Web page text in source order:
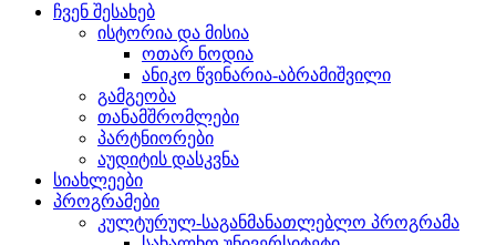
ჩვენ შესახებ
ისტორია და მისია
ოთარ ნოდია
ანიკო წვინარია-აბრამიშვილი
გამგეობა
თანამშრომლები
პარტნიორები
აუდიტის დასკვნა
სიახლეები
პროგრამები
კულტურულ-საგანმანათლებლო პროგრამა